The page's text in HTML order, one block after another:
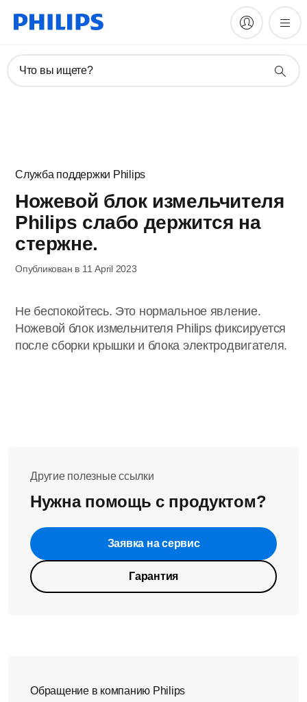
Что вы ищете?
Служба поддержки Philips
Ножевой блок измельчителя
Philips слабо держится на
стержне.
Опубликован в 11 April 2023
Не беспокойтесь. Это нормальное явление.
Ножевой блок измельчителя Philips фиксируется
после сборки крышки и блока электродвигателя.
Другие полезные ссылки
Нужна помощь с продуктом?
Заявка на сервис
Гарантия
Обращение в компанию Philips